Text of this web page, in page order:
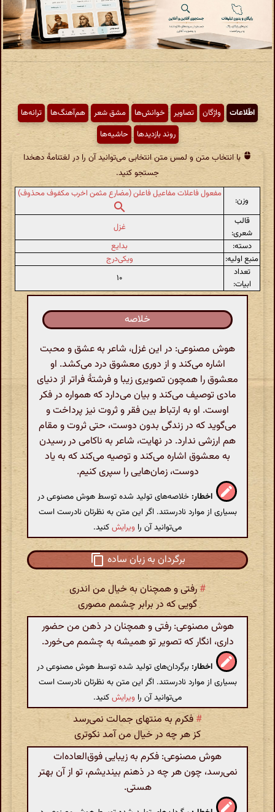
اطّلاعات واژگان تصاویر خوانش‌ها مشق شعر هم‌آهنگ‌ها
ترانه‌ها
روند بازدیدها
حاشیه‌ها
با انتخاب متن و لمس متن انتخابی می‌توانید آن را در لغتنامهٔ دهخدا
جستجو کنید.
وزن:
مفعول فاعلات مفاعیل فاعلن (مضارع مثمن اخرب مکفوف محذوف)
قالب
شعری:
غزل
دسته:
بدایع
منبع اولیه:
ویکی‌درج
تعداد
ابیات:
۱۰
خلاصه
هوش مصنوعی: در این غزل، شاعر به عشق و محبت
اشاره می‌کند و از دوری معشوق درد می‌کشد. او
معشوق را همچون تصویری زیبا و فرشتۀ فراتر از دنیای
مادی توصیف می‌کند و بیان می‌دارد که همواره در فکر
اوست. او به ارتباط بین فقر و ثروت نیز پرداخت و
می‌گوید که در زندگی بدون دوست، حتی ثروت و مقام
هم ارزشی ندارد. در نهایت، شاعر به ناکامی در رسیدن
به معشوق اشاره می‌کند و توصیه می‌کند که به یاد
دوست، زمان‌هایی را سپری کنیم.
اخطار: خلاصه‌های تولید شده توسط هوش مصنوعی در
بسیاری از موارد نادرستند. اگر این متن به نظرتان نادرست است
می‌توانید آن را ویرایشکنید.
برگردان به زبان ساده
# رفتی و همچنان به خیال من اندری
گویی که در برابر چشمم مصوری
هوش مصنوعی: رفتی و همچنان در ذهن من حضور
داری، انگار که تصویر تو همیشه به چشمم می‌خورد.
اخطار: برگردان‌های تولید شده توسط هوش مصنوعی در
بسیاری از موارد نادرستند. اگر این متن به نظرتان نادرست است
می‌توانید آن را ویرایشکنید.
#فکرم به منتهای جمالت نمی‌رسد
کز هر چه در خیال من آمد نکوتری
هوش مصنوعی: فکرم به زیبایی فوق‌العاده‌ات
نمی‌رسد، چون هر چه در ذهنم بیندیشم، تو از آن بهتر
هستی.